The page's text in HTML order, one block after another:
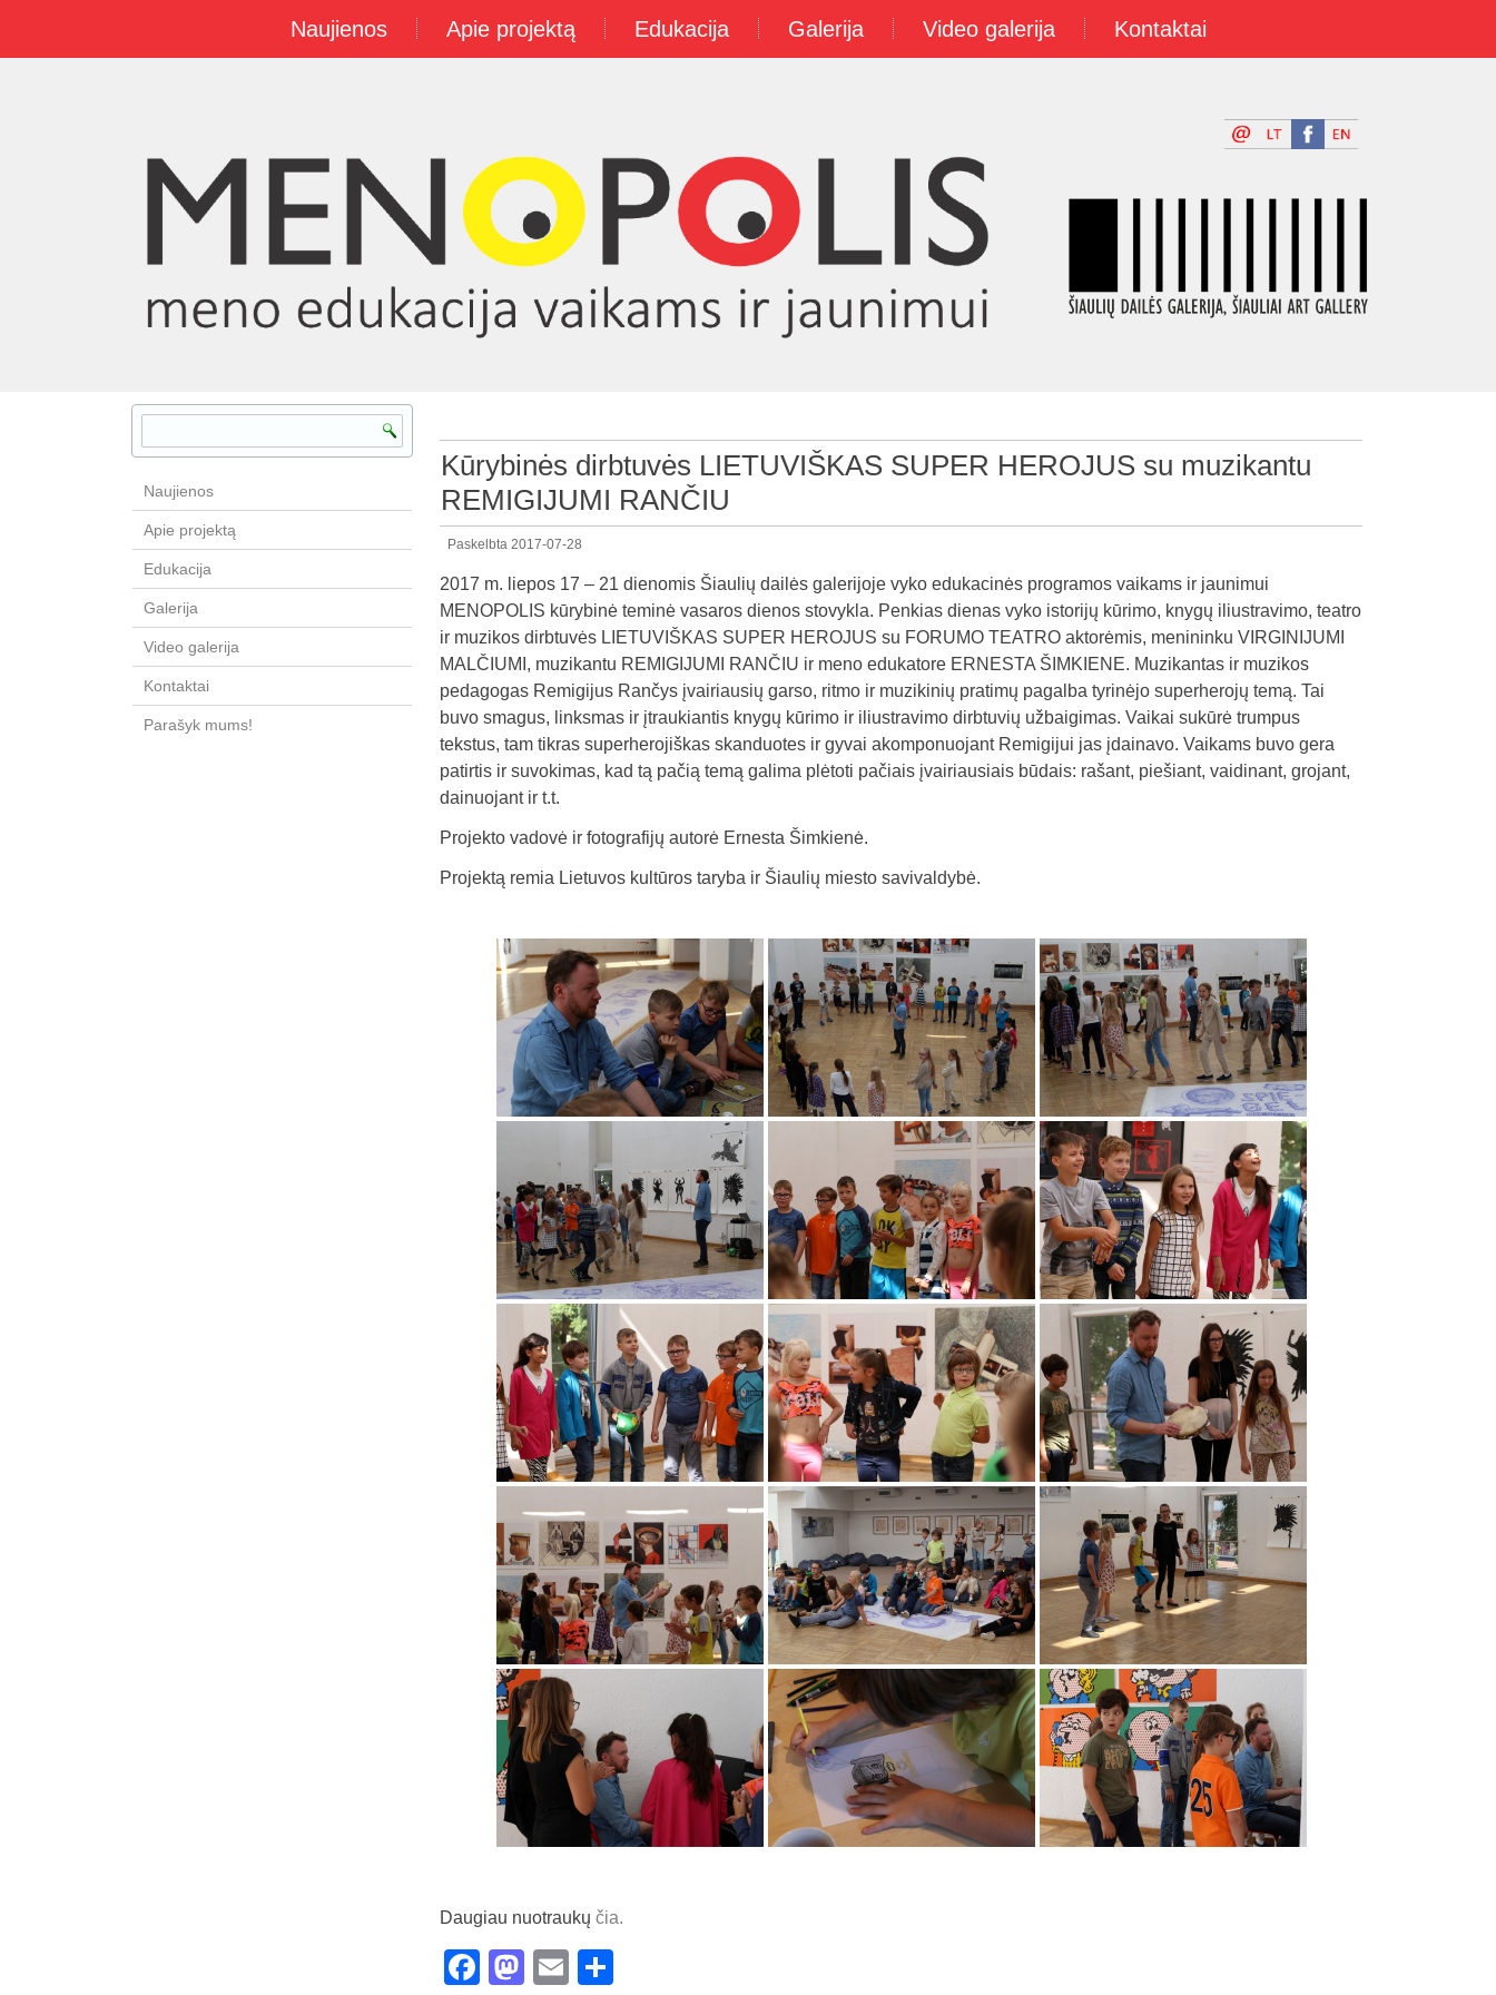
Naujienos Apie projektą Edukacija Galerija Video galerija Kontaktai
Naujienos
Apie projektą
Edukacija
Galerija
Video galerija
Kontaktai
Parašyk mums!
Kūrybinės dirbtuvės LIETUVIŠKAS SUPER HEROJUS su muzikantu
REMIGIJUMI RANČIU
Paskelbta 2017-07-28
2017 m. liepos 17 – 21 dienomis Šiaulių dailės galerijoje vyko edukacinės programos vaikams ir jaunimui
MENOPOLIS kūrybinė teminė vasaros dienos stovykla. Penkias dienas vyko istorijų kūrimo, knygų iliustravimo, teatro
ir muzikos dirbtuvės LIETUVIŠKAS SUPER HEROJUS su FORUMO TEATRO aktorėmis, menininku VIRGINIJUMI
MALČIUMI, muzikantu REMIGIJUMI RANČIU ir meno edukatore ERNESTA ŠIMKIENE. Muzikantas ir muzikos
pedagogas Remigijus Rančys įvairiausių garso, ritmo ir muzikinių pratimų pagalba tyrinėjo superherojų temą. Tai
buvo smagus, linksmas ir įtraukiantis knygų kūrimo ir iliustravimo dirbtuvių užbaigimas. Vaikai sukūrė trumpus
tekstus, tam tikras superherojiškas skanduotes ir gyvai akomponuojant Remigijui jas įdainavo. Vaikams buvo gera
patirtis ir suvokimas, kad tą pačią temą galima plėtoti pačiais įvairiausiais būdais: rašant, piešiant, vaidinant, grojant,
dainuojant ir t.t.
Projekto vadovė ir fotografijų autorė Ernesta Šimkienė.
Projektą remia Lietuvos kultūros taryba ir Šiaulių miesto savivaldybė.
Daugiau nuotraukų čia.
FacebookMastodon
Email